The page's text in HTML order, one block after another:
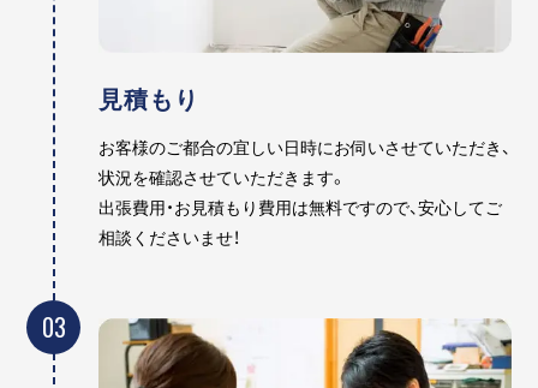
見積もり
お客様のご都合の宜しい日時にお伺いさせていただき、
状況を確認させていただきます。
出張費用・お見積もり費用は無料ですので、安心してご
相談くださいませ！
03